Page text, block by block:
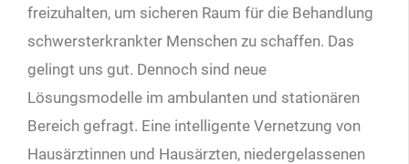
freizuhalten, um sicheren Raum für die Behandlung
schwersterkrankter Menschen zu schaffen. Das
gelingt uns gut. Dennoch sind neue
Lösungsmodelle im ambulanten und stationären
Bereich gefragt. Eine intelligente Vernetzung von
Hausärztinnen und Hausärzten, niedergelassenen